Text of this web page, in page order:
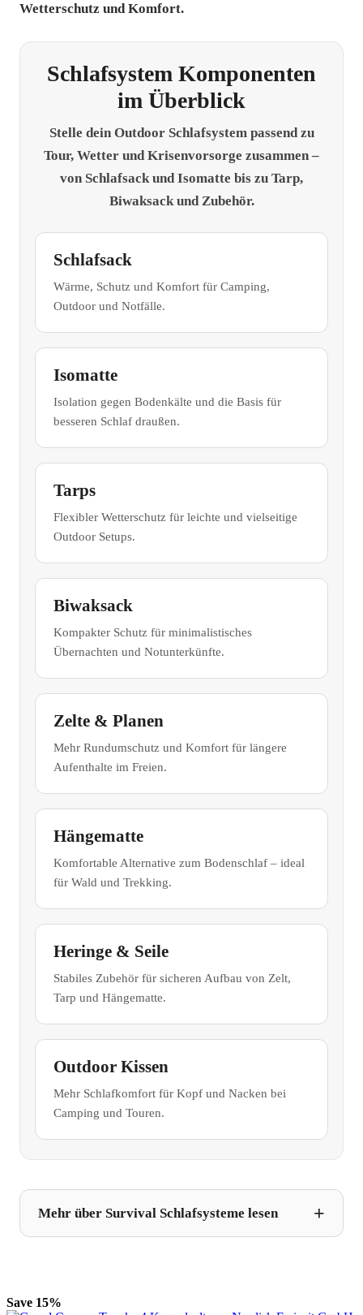
Wetterschutz und Komfort.
Schlafsystem Komponenten
im Überblick
Stelle dein Outdoor Schlafsystem passend zu
Tour, Wetter und Krisenvorsorge zusammen –
von Schlafsack und Isomatte bis zu Tarp,
Biwaksack und Zubehör.
Schlafsack
Wärme, Schutz und Komfort für Camping,
Outdoor und Notfälle.
Isomatte
Isolation gegen Bodenkälte und die Basis für
besseren Schlaf draußen.
Tarps
Flexibler Wetterschutz für leichte und vielseitige
Outdoor Setups.
Biwaksack
Kompakter Schutz für minimalistisches
Übernachten und Notunterkünfte.
Zelte & Planen
Mehr Rundumschutz und Komfort für längere
Aufenthalte im Freien.
Hängematte
Komfortable Alternative zum Bodenschlaf – ideal
für Wald und Trekking.
Heringe & Seile
Stabiles Zubehör für sicheren Aufbau von Zelt,
Tarp und Hängematte.
Outdoor Kissen
Mehr Schlafkomfort für Kopf und Nacken bei
Camping und Touren.
Mehr über Survival Schlafsysteme lesen
Save 15%